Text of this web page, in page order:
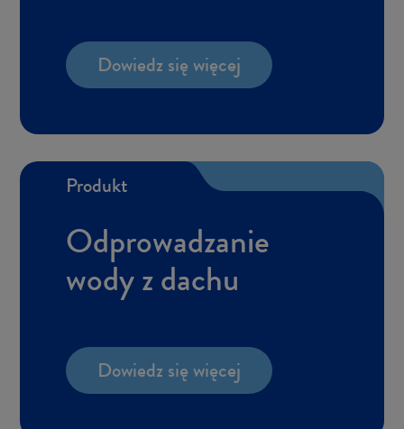
Do­wiedz się wię­cej
Pro­dukt
Od­pro­wa­dza­nie
wody z dachu
Do­wiedz się wię­cej